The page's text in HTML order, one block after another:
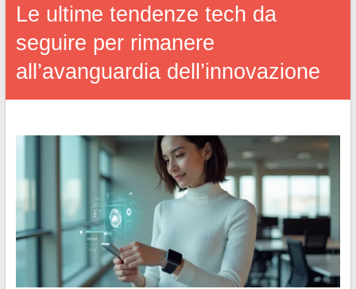
Le ultime tendenze tech da
seguire per rimanere
all’avanguardia dell’innovazione